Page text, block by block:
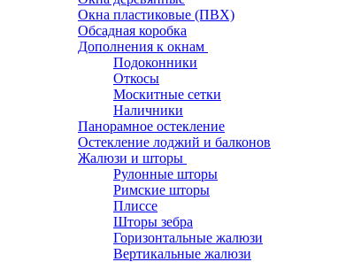
Окна пластиковые (ПВХ)
Обсадная коробка
Дополнения к окнам
Подоконники
Откосы
Москитные сетки
Наличники
Панорамное остекление
Остекление лоджий и балконов
Жалюзи и шторы
Рулонные шторы
Римские шторы
Плиссе
Шторы зебра
Горизонтальные жалюзи
Вертикальные жалюзи